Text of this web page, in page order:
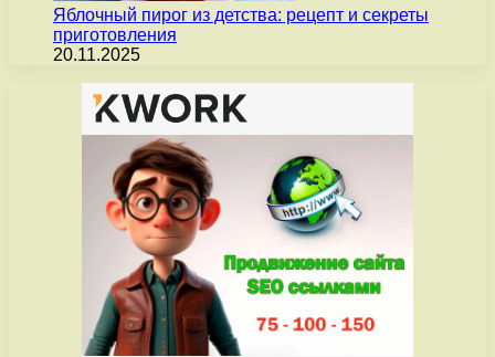
Яблочный пирог из детства: рецепт и секреты
приготовления
20.11.2025